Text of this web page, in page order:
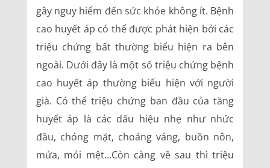
gây nguy hiểm đến sức khỏe không ít. Bệnh
cao huyết áp có thể được phát hiện bởi các
triệu chứng bất thường biểu hiện ra bên
ngoài. Dưới đây là một số triệu chứng bệnh
cao huyết áp thường biểu hiện với người
già. Có thể triệu chứng ban đầu của tăng
huyết áp là các dấu hiệu nhẹ như nhức
đầu, chóng mặt, choáng váng, buồn nôn,
mửa, mỏi mệt…Còn càng về sau thì triệu